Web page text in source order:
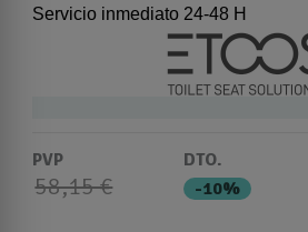
Servicio inmediato 24-48 H
PVP
58,15 €
DTO.
-10%